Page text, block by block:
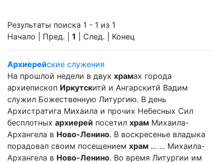
Результаты поиска 1 - 1 из 1
Начало | Пред. | 1 | След. | Конец
Архиерейские служения
На прошлой недели в двух храмах города
архиепископ Иркутскитй и Ангарскитй Вадим
служил Божественную Литургию. В день
Архистратига Михаила и прочих Небесных Сил
бесплотных архиерей посетил храм Михаила-
Архангела в Ново-Ленино. В воскресенье владыка
порадовал своим посещением храм ... ... Михаила-
Архангела в Ново-Ленино. Во время Литургии им